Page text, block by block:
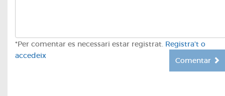
*Per comentar es necessari estar registrat. Registra't o
accedeix
Comentar